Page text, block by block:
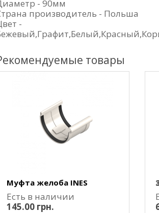
- 90мм
производитель - Польша
-
товары
Муфта желоба INES
Есть в наличии
145.00 грн.